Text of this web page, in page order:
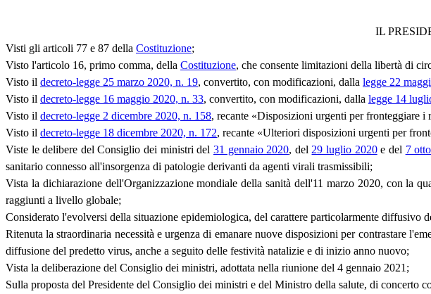
IL
Visti gli articoli 77 e 87 della Costituzione;
Visto l'articolo 16, primo comma, della Costituzione, che consente limitazioni della libertà di
Visto il decreto-legge 25 marzo 2020, n. 19, convertito, con modificazioni, dalla legge 22
Visto il decreto-legge 16 maggio 2020, n. 33, convertito, con modificazioni, dalla legge 14
Visto il decreto-legge 2 dicembre 2020, n. 158, recante «Disposizioni urgenti per fronteggiare
Visto il decreto-legge 18 dicembre 2020, n. 172, recante «Ulteriori disposizioni urgenti per
Viste ledelibere del Consiglio dei ministri del 31 gennaio 2020, del 29 luglio 2020e del 7
sanitario connesso all'insorgenza di patologie derivanti da agenti virali trasmissibili;
Vista la dichiarazione dell'Organizzazione mondiale della sanità dell'11 marzo 2020, con la
raggiunti a livello globale;
Considerato l'evolversi della situazione epidemiologica, del carattere particolarmente diffusivo
Ritenuta la straordinaria necessità e urgenza di emanare nuove disposizioni per contrastare
diffusione del predetto virus, anche a seguito delle festività natalizie e di inizio anno nuovo;
Vista la deliberazione del Consiglio dei ministri, adottata nella riunione del 4 gennaio 2021;
Sulla proposta del Presidente del Consiglio dei ministri e del Ministro della salute, di